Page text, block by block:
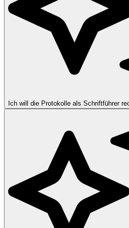
Ich will die Protokolle als Schriftführer